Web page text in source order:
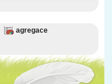
agregace